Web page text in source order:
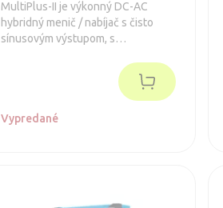
MultiPlus-II je výkonný DC-AC
hybridný menič / nabíjač s čisto
sínusovým výstupom, s
nabíjačkou batérií a ultra rýchlym
transferovým prepínačom zdroja
napájania (batérie / externý AC
zdroj).
Vypredané